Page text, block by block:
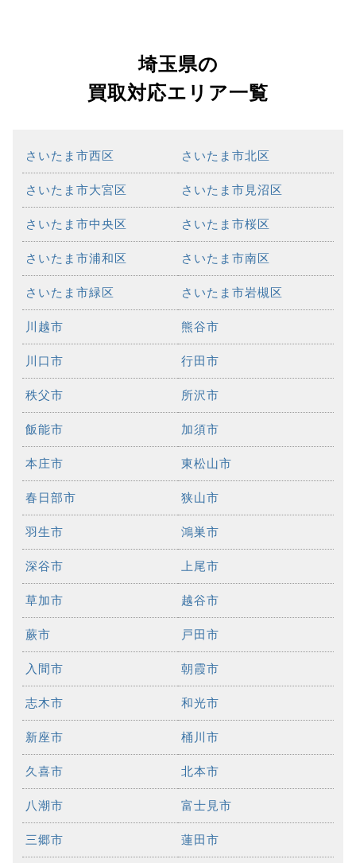
埼玉県の
買取対応エリア一覧
さいたま市西区 さいたま市北区
さいたま市大宮区 さいたま市見沼区
さいたま市中央区 さいたま市桜区
さいたま市浦和区 さいたま市南区
さいたま市緑区 さいたま市岩槻区
川越市 熊谷市
川口市 行田市
秩父市 所沢市
飯能市 加須市
本庄市 東松山市
春日部市 狭山市
羽生市 鴻巣市
深谷市 上尾市
草加市 越谷市
蕨市 戸田市
入間市 朝霞市
志木市 和光市
新座市 桶川市
久喜市 北本市
八潮市 富士見市
三郷市 蓮田市